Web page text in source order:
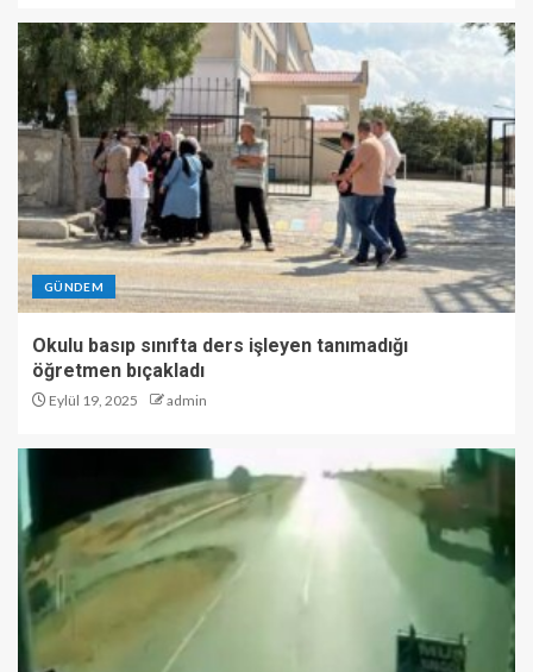
GÜNDEM
Okulu basıp sınıfta ders işleyen tanımadığı
öğretmen bıçakladı
Eylül 19, 2025 admin